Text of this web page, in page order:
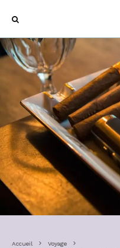
Accueil
Voyage